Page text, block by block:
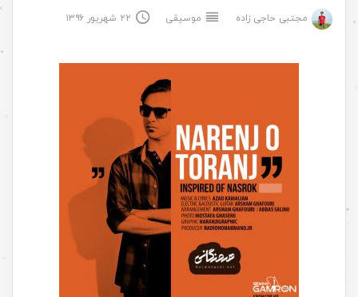
مجتبی حاجی زاده موسیقی ۲۲ شهریور ۱۳۹۶